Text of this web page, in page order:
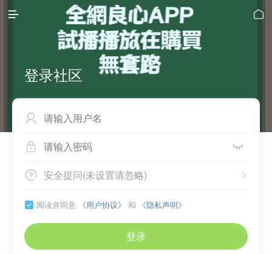
 
登录社区

 
 
安全提问(未设置请忽略)
 阅读并同意 《用户协议》 和 《隐私声明》
登录